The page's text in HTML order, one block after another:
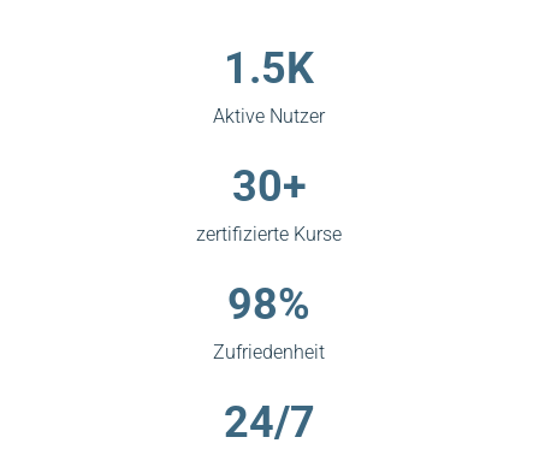
1.5K
Aktive Nutzer
30+
zertifizierte Kurse
98%
Zufriedenheit
24/7